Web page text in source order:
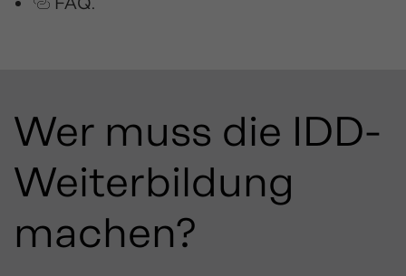
.
Wer muss die IDD-
Weiterbildung
machen?